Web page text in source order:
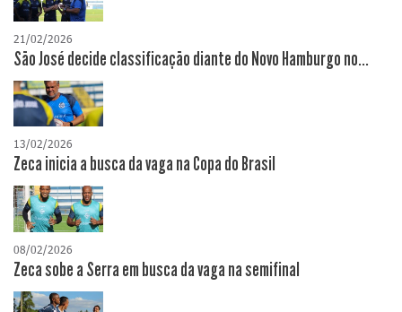
21/02/2026
São José decide classificação diante do Novo Hamburgo no...
13/02/2026
Zeca inicia a busca da vaga na Copa do Brasil
08/02/2026
Zeca sobe a Serra em busca da vaga na semifinal